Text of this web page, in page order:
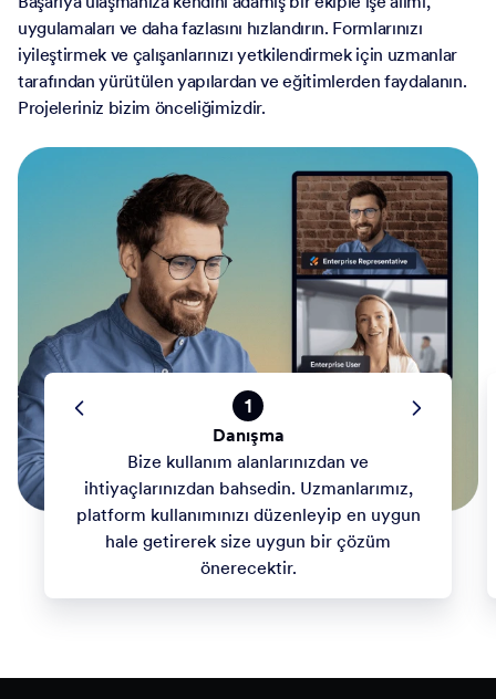
uygulamaları ve daha fazlasını hızlandırın. Formlarınızı
iyileştirmek ve çalışanlarınızı yetkilendirmek için uzmanlar
tarafından yürütülen yapılardan ve eğitimlerden faydalanın.
Projeleriniz bizim önceliğimizdir.
1
Danışma
Bize kullanım alanlarınızdan ve
ihtiyaçlarınızdan bahsedin. Uzmanlarımız,
platform kullanımınızı düzenleyip en uygun
hale getirerek size uygun bir çözüm
önerecektir.